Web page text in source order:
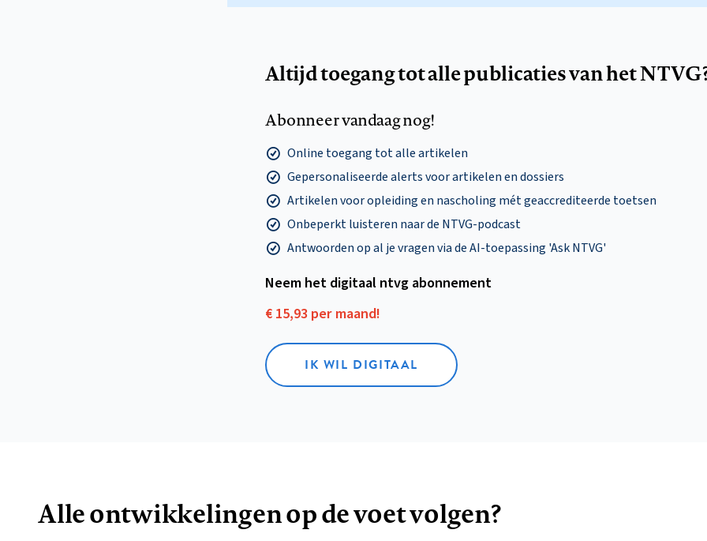
Altijd toegang tot alle publicaties van het
Abonneer vandaag nog!
Online toegang tot alle artikelen
Gepersonaliseerde alerts voor artikelen en dossiers
Artikelen voor opleiding en nascholing mét geaccrediteerde toetsen
Onbeperkt luisteren naar de NTVG-podcast
Antwoorden op al je vragen via de AI-toepassing 'Ask NTVG'
Neem het digitaal ntvg abonnement
€ 15,93 per maand!
IK WIL DIGITAAL
Alle ontwikkelingen op de voet volgen?